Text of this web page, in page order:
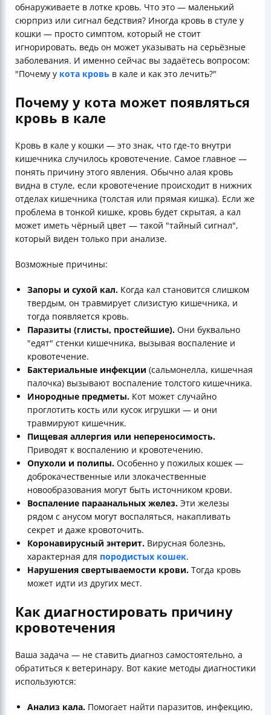
обнаруживаете в лотке кровь. Что это — маленький
сюрприз или сигнал бедствия? Иногда кровь в стуле у
кошки — просто симптом, который не стоит
игнорировать, ведь он может указывать на серьёзные
заболевания. И именно сейчас вы задаётесь вопросом:
"Почему у кота кровь в кале и как это лечить?"
Почему у кота может появляться
кровь в кале
Кровь в кале у кошки — это знак, что где-то внутри
кишечника случилось кровотечение. Самое главное —
понять причину этого явления. Обычно алая кровь
видна в стуле, если кровотечение происходит в нижних
отделах кишечника (толстая или прямая кишка). Если же
проблема в тонкой кишке, кровь будет скрытая, а кал
может иметь чёрный цвет — такой "тайный сигнал",
который виден только при анализе.
Возможные причины:
Запоры и сухой кал. Когда кал становится слишком
твердым, он травмирует слизистую кишечника, и
тогда появляется кровь.
Паразиты (глисты, простейшие). Они буквально
"едят" стенки кишечника, вызывая воспаление и
кровотечение.
Бактериальные инфекции (сальмонелла, кишечная
палочка) вызывают воспаление толстого кишечника.
Инородные предметы. Кот может случайно
проглотить кость или кусок игрушки — и они
травмируют кишечник.
Пищевая аллергия или непереносимость.
Приводят к воспалению и кровотечению.
Опухоли и полипы. Особенно у пожилых кошек —
доброкачественные или злокачественные
новообразования могут быть источником крови.
Воспаление параанальных желез. Эти железы
рядом с анусом могут воспаляться, накапливать
секрет и даже кровоточить.
Коронавирусный энтерит. Вирусная болезнь,
характерная для породистых кошек.
Нарушения свертываемости крови. Тогда кровь
может идти из других мест.
Как диагностировать причину
кровотечения
Ваша задача — не ставить диагноз самостоятельно, а
обратиться к ветеринару. Вот какие методы диагностики
используются:
Анализ кала. Помогает найти паразитов, инфекцию,